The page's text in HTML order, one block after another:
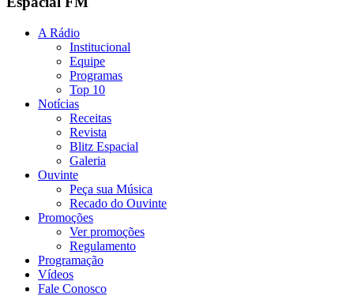
A Rádio
Institucional
Equipe
Programas
Top 10
Notícias
Receitas
Revista
Blitz Espacial
Galeria
Ouvinte
Peça sua Música
Recado do Ouvinte
Promoções
Ver promoções
Regulamento
Programação
Vídeos
Fale Conosco